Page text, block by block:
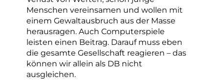
Menschen vereinsamen und wollen mit
einem Gewaltausbruch aus der Masse
herausragen. Auch Computerspiele
leisten einen Beitrag. Darauf muss eben
die gesamte Gesellschaft reagieren – das
können wir allein als DB nicht
ausgleichen.